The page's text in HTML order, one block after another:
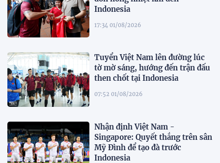
Indonesia
17:34 01/08/2026
Tuyển Việt Nam lên đường lúc
tờ mờ sáng, hướng đến trận đấu
then chốt tại Indonesia
07:52 01/08/2026
Nhận định Việt Nam -
Singapore: Quyết thắng trên sân
Mỹ Đình để tạo đà trước
Indonesia